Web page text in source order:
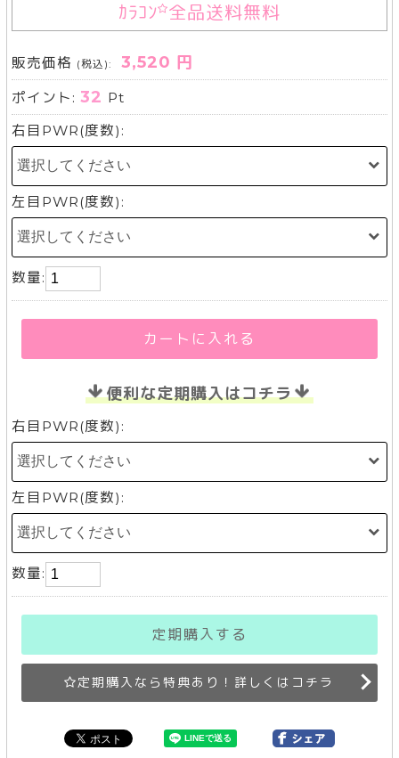
ｶﾗｺﾝ 全品送料無料
販売価格 (税込): 3,520 円
ポイント:32 Pt
右目PWR(度数):
左目PWR(度数):
数量:
カートに入れる
便利な定期購入はコチラ
右目PWR(度数):
左目PWR(度数):
数量:
定期購入する
定期購入なら特典あり！詳しくはコチラ